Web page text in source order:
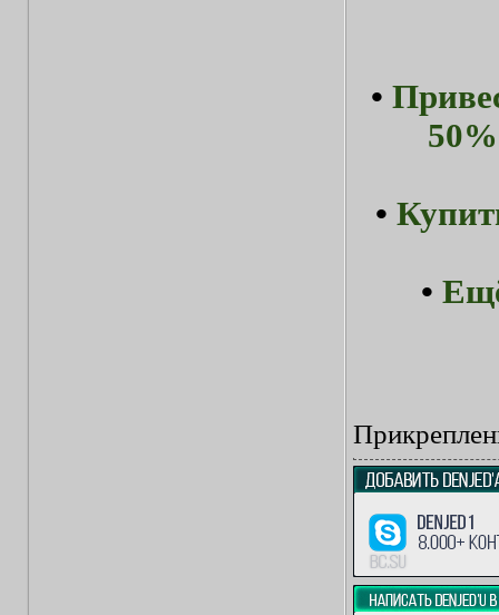
•
•
•